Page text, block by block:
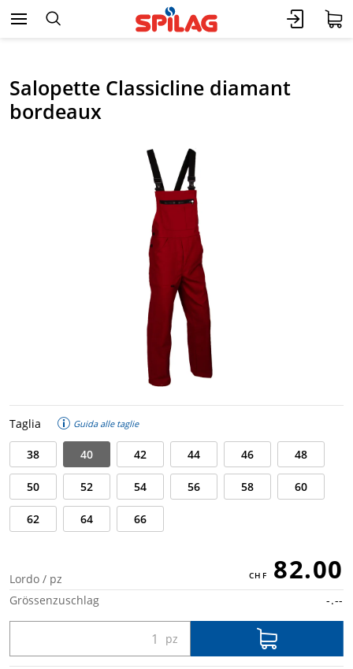
Salopette Classicline diamant
bordeaux
Taglia Guida alle taglie
38 40 42 44 46 48
50 52 54 56 58 60
62 64 66
Lordo / pz 82.00
Grössenzuschlag -.--